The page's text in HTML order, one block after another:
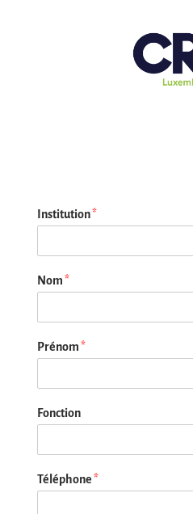
Institution*
Nom*
Prénom*
Fonction
Téléphone*